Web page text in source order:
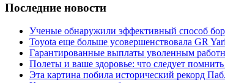
Последние новости
Ученые обнаружили эффективный способ
Toyota еще больше усовершенствовала GR
Гарантированные выплаты уволенным
Полеты и ваше здоровье: что следует
Эта картина побила исторический рекорд